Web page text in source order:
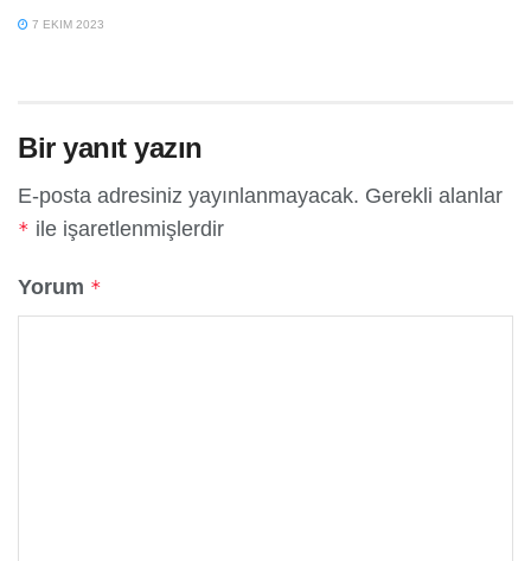
7 EKIM 2023
Bir yanıt yazın
E-posta adresiniz yayınlanmayacak. Gerekli alanlar
* ile işaretlenmişlerdir
Yorum *